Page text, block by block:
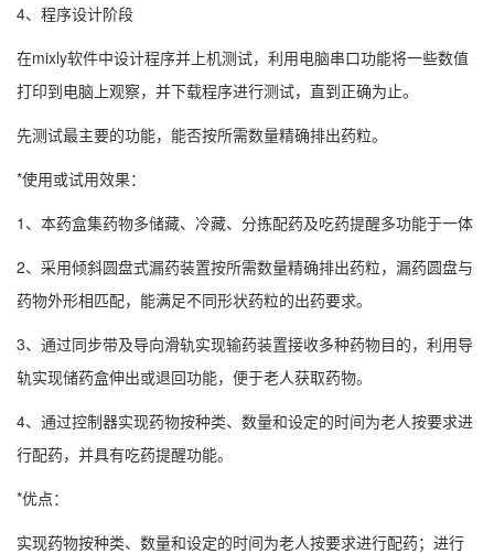
4、程序设计阶段
在mixly软件中设计程序并上机测试，利用电脑串口功能将一些数值
打印到电脑上观察，并下载程序进行测试，直到正确为止。
先测试最主要的功能，能否按所需数量精确排出药粒。
*使用或试用效果：
1、本药盒集药物多储藏、冷藏、分拣配药及吃药提醒多功能于一体
2、采用倾斜圆盘式漏药装置按所需数量精确排出药粒，漏药圆盘与
药物外形相匹配，能满足不同形状药粒的出药要求。
3、通过同步带及导向滑轨实现输药装置接收多种药物目的，利用导
轨实现储药盒伸出或退回功能，便于老人获取药物。
4、通过控制器实现药物按种类、数量和设定的时间为老人按要求进
行配药，并具有吃药提醒功能。
*优点：
实现药物按种类、数量和设定的时间为老人按要求进行配药；进行